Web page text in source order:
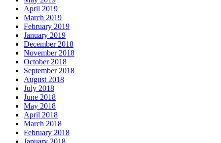
April 2019
March 2019
February 2019
January 2019
December 2018
November 2018
October 2018
September 2018
August 2018
July 2018
June 2018
May 2018
April 2018
March 2018
February 2018
January 2018